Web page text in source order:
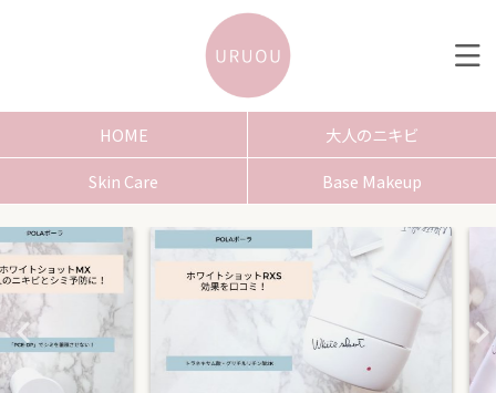
HOME
大人のニキビ
Skin Care
Base Makeup